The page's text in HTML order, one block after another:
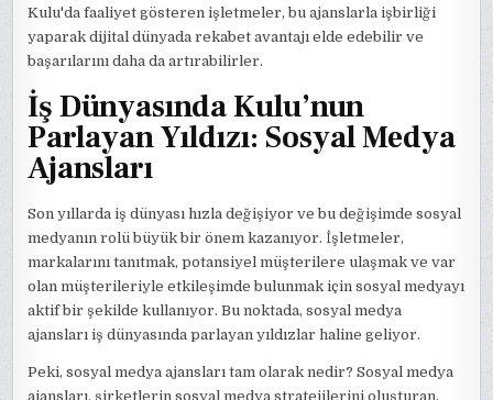
Kulu'da faaliyet gösteren işletmeler, bu ajanslarla işbirliği
yaparak dijital dünyada rekabet avantajı elde edebilir ve
başarılarını daha da artırabilirler.
İş Dünyasında Kulu’nun
Parlayan Yıldızı: Sosyal Medya
Ajansları
Son yıllarda iş dünyası hızla değişiyor ve bu değişimde sosyal
medyanın rolü büyük bir önem kazanıyor. İşletmeler,
markalarını tanıtmak, potansiyel müşterilere ulaşmak ve var
olan müşterileriyle etkileşimde bulunmak için sosyal medyayı
aktif bir şekilde kullanıyor. Bu noktada, sosyal medya
ajansları iş dünyasında parlayan yıldızlar haline geliyor.
Peki, sosyal medya ajansları tam olarak nedir? Sosyal medya
ajansları, şirketlerin sosyal medya stratejilerini oluşturan,